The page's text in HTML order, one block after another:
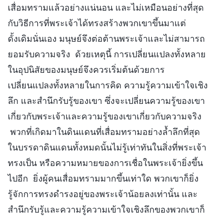
เสื่อมทรามแล้วอย่างแน่นอน และไม่เหมือนอย่างที่สุด
กับวิธีการที่พระเจ้าได้ทรงสร้างพวกเขาขึ้นมาแต่
ดั้งเดิมนั่นเอง มนุษย์จึงต่อต้านพระเจ้าและไม่สามารถ
ยอมรับความจริง ด้วยเหตุนี้ การเปลี่ยนแปลงทั้งหลาย
ในอุปนิสัยของมนุษย์จึงควรเริ่มต้นด้วยการ
เปลี่ยนแปลงทั้งหลายในการคิด ความรู้ความเข้าใจเชิง
ลึก และสำนึกรับรู้ของเขา ซึ่งจะเปลี่ยนความรู้ของเขา
เกี่ยวกับพระเจ้าและความรู้ของเขาเกี่ยวกับความจริง
พวกที่เกิดมาในดินแดนที่เสื่อมทรามอย่างล้ำลึกที่สุด
ในบรรดาดินแดนทั้งหมดนั้นไม่รู้เท่าทันในสิ่งที่พระเจ้า
ทรงเป็น หรือความหมายของการเชื่อในพระเจ้ายิ่งขึ้น
ไปอีก ยิ่งผู้คนเสื่อมทรามมากขึ้นเท่าใด พวกเขาก็ยิ่ง
รู้จักการทรงดำรงอยู่ของพระเจ้าน้อยลงเท่านั้น และ
สำนึกรับรู้และความรู้ความเข้าใจเชิงลึกของพวกเขาก็